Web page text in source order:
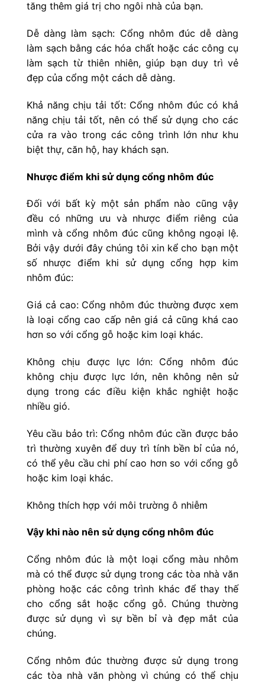
tăng thêm giá trị cho ngôi nhà của bạn.
Dễ dàng làm sạch: Cổng nhôm đúc dễ dàng
làm sạch bằng các hóa chất hoặc các công cụ
làm sạch từ thiên nhiên, giúp bạn duy trì vẻ
đẹp của cổng một cách dễ dàng.
Khả năng chịu tải tốt: Cổng nhôm đúc có khả
năng chịu tải tốt, nên có thể sử dụng cho các
cửa ra vào trong các công trình lớn như khu
biệt thự, căn hộ, hay khách sạn.
Nhược điểm khi sử dụng cổng nhôm đúc
Đối với bất kỳ một sản phẩm nào cũng vậy
đều có những ưu và nhược điểm riêng của
mình và cổng nhôm đúc cũng không ngoại lệ.
Bởi vậy dưới đây chúng tôi xin kể cho bạn một
số nhược điểm khi sử dụng cổng hợp kim
nhôm đúc:
Giá cả cao: Cổng nhôm đúc thường được xem
là loại cổng cao cấp nên giá cả cũng khá cao
hơn so với cổng gỗ hoặc kim loại khác.
Không chịu được lực lớn: Cổng nhôm đúc
không chịu được lực lớn, nên không nên sử
dụng trong các điều kiện khắc nghiệt hoặc
nhiều gió.
Yêu cầu bảo trì: Cổng nhôm đúc cần được bảo
trì thường xuyên để duy trì tính bền bỉ của nó,
có thể yêu cầu chi phí cao hơn so với cổng gỗ
hoặc kim loại khác.
Không thích hợp với môi trường ô nhiễm
Vậy khi nào nên sử dụng cổng nhôm đúc
Cổng nhôm đúc là một loại cổng màu nhôm
mà có thể được sử dụng trong các tòa nhà văn
phòng hoặc các công trình khác để thay thế
cho cổng sắt hoặc cổng gỗ. Chúng thường
được sử dụng vì sự bền bỉ và đẹp mắt của
chúng.
Cổng nhôm đúc thường được sử dụng trong
các tòa nhà văn phòng vì chúng có thể chịu